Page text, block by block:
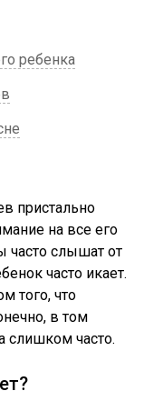
ребенка
пристально
на все его
часто слышат от
часто икает.
того, что
в том
слишком часто.